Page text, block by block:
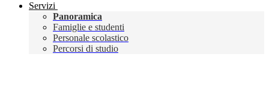
Servizi
Panoramica
Famiglie e studenti
Personale scolastico
Percorsi di studio